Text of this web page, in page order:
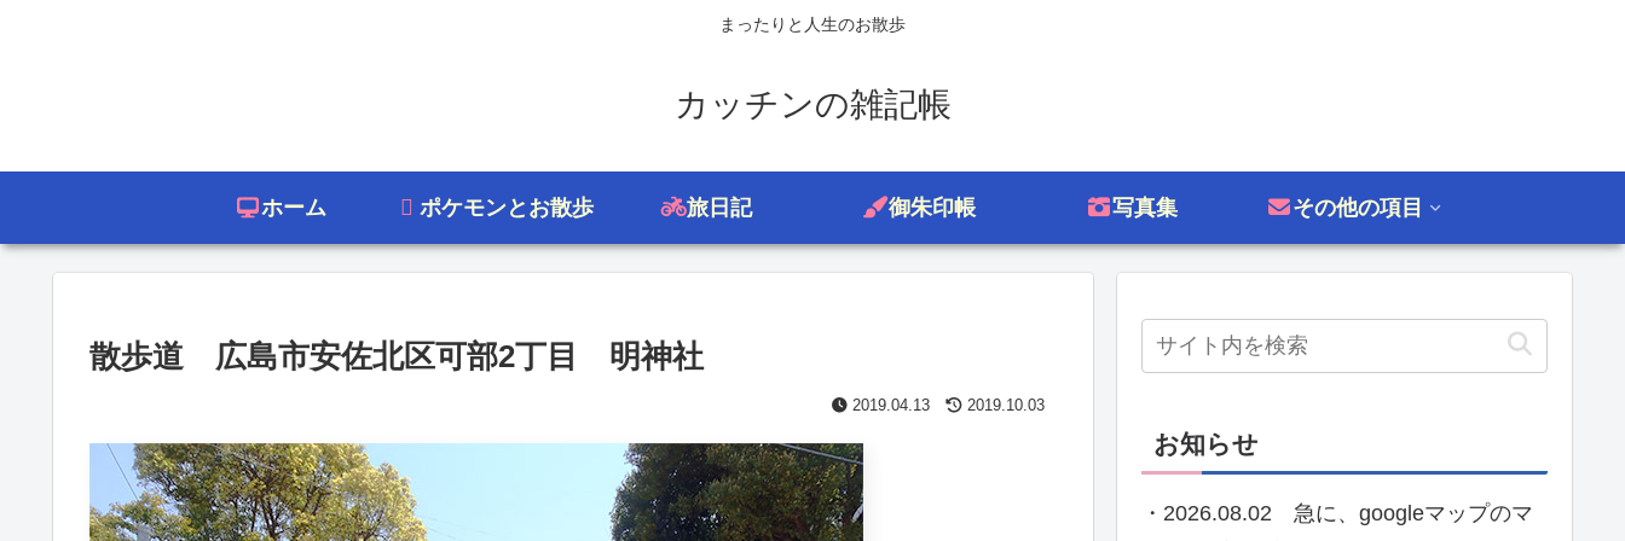
まったりと人生のお散歩
カッチンの雑記帳
ホーム ポケモンとお散歩 旅日記 御朱印帳 写真集 その他の項目
散歩道 広島市安佐北区可部2丁目 明神社
2019.04.13 2019.10.03
お知らせ
・2026.08.02 急に、googleマップのマ